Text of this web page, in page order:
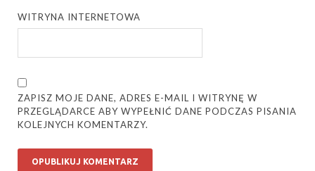
WITRYNA INTERNETOWA
ZAPISZ MOJE DANE, ADRES E-MAIL I WITRYNĘ W
PRZEGLĄDARCE ABY WYPEŁNIĆ DANE PODCZAS PISANIA
KOLEJNYCH KOMENTARZY.